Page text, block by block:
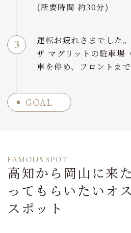
(所要時間 約30分)
運転お疲れさまでした。
ザ マグリットの駐車場
車を停め、フロントま
GOAL
FAMOUS SPOT
高知から岡山に来
ってもらいたいオ
スポット